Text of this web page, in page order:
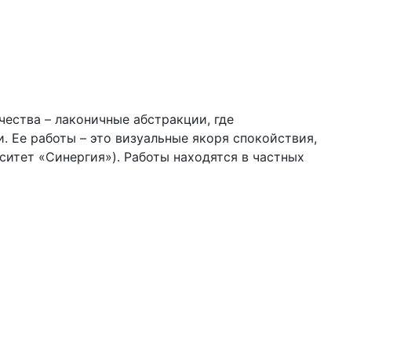
– лаконичные абстракции, где
работы – это визуальные якоря спокойствия,
«Синергия»). Работы находятся в частных